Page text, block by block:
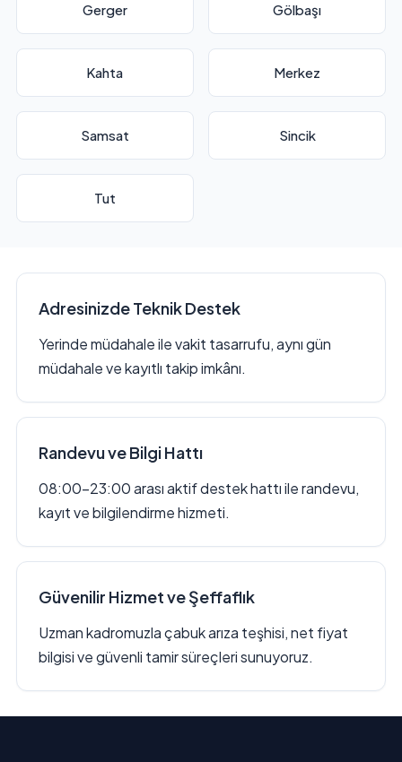
Gerger Gölbaşı
Kahta Merkez
Samsat Sincik
Tut
Adresinizde Teknik Destek
Yerinde müdahale ile vakit tasarrufu, aynı gün
müdahale ve kayıtlı takip imkânı.
Randevu ve Bilgi Hattı
08:00–23:00 arası aktif destek hattı ile randevu,
kayıt ve bilgilendirme hizmeti.
Güvenilir Hizmet ve Şeffaflık
Uzman kadromuzla çabuk arıza teşhisi, net fiyat
bilgisi ve güvenli tamir süreçleri sunuyoruz.